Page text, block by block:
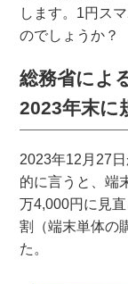
します。1円ス
のでしょうか？
総務省によ
2023年末に
2023年12月27
的に言うと、端
万4,000円に見
割（端末単体の
た。